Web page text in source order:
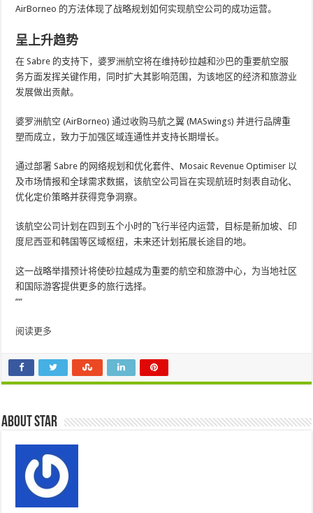
AirBorneo 的方法体现了战略规划如何实现航空公司的成功运营。
呈上升趋势
在 Sabre 的支持下，婆罗洲航空将在维持砂拉越和沙巴的重要航空服
务方面发挥关键作用，同时扩大其影响范围，为该地区的经济和旅游业
发展做出贡献。
婆罗洲航空 (AirBorneo) 通过收购马航之翼 (MASwings) 并进行品牌重
塑而成立，致力于加强区域连通性并支持长期增长。
通过部署 Sabre 的网络规划和优化套件、Mosaic Revenue Optimiser 以
及市场情报和全球需求数据，该航空公司旨在实现航班时刻表自动化、
优化定价策略并获得竞争洞察。
该航空公司计划在四到五个小时的飞行半径内运营，目标是新加坡、印
度尼西亚和韩国等区域枢纽，未来还计划拓展长途目的地。
这一战略举措预计将使砂拉越成为重要的航空和旅游中心，为当地社区
和国际游客提供更多的旅行选择。
““
阅读更多
About star